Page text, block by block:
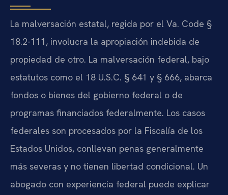
La malversación estatal, regida por el Va. Code §
18.2-111, involucra la apropiación indebida de
propiedad de otro. La malversación federal, bajo
estatutos como el 18 U.S.C. § 641 y § 666, abarca
fondos o bienes del gobierno federal o de
programas financiados federalmente. Los casos
federales son procesados por la Fiscalía de los
Estados Unidos, conllevan penas generalmente
más severas y no tienen libertad condicional. Un
abogado con experiencia federal puede explicar